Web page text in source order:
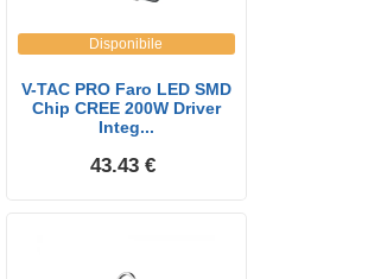
Disponibile
V-TAC PRO Faro LED SMD
Chip CREE 200W Driver
Integ...
43.43 €